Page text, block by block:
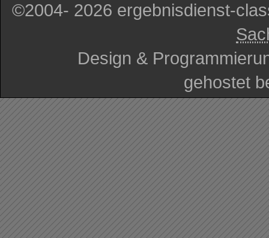
©2004- 2026 ergebnisdienst-
Design &
gehostet